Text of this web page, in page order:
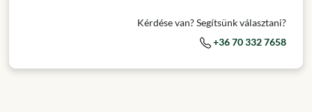
Kérdése van? Segítsünk választani?
+36 70 332 7658